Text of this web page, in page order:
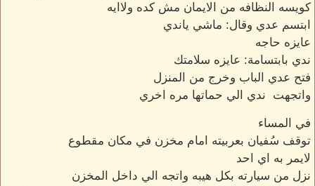
كويسه النظافه من الايمان مش كده ولاايه
ابتسم عدي وقال: ماشي ياندي
عايزه حاجه
ندي بابتسامة: عايزه سلامتك
فتح عدي الباب وخرج من المنزل
واتجهت ندي الي حماتها مره اخري
في المساء
توقف سُفيان بعربيته امام مخزن في مكان مقطوع
لايمر به اي احد
نزل من سيارته بكل هيبه واتجه الي داخل المخزن